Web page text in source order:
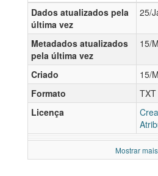
Dados atualizados pela
última vez
25/
Metadados atualizados
pela última vez
15/
Criado
15/
Formato
TXT
Licença
Mostrar mais